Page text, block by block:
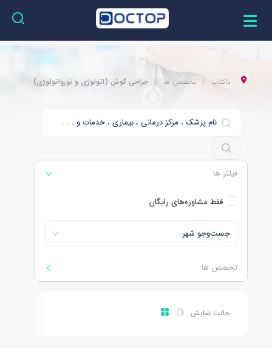
داکتاپ تخصص ها جراحی گوش (اتولوژی و نورواتولوژی)
فیلتر ها
فقط مشاوره‌های رایگان
جست‌و‌جو شهر
تخصص ها
حالت نمایش